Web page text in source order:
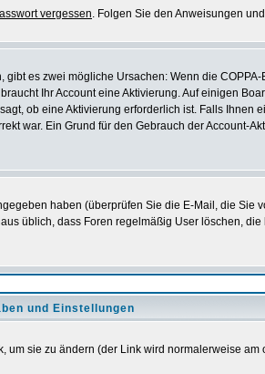
vergessen. Folgen Sie den Anweisungen
es zwei mögliche Ursachen: Wenn die
Ihr Account eine Aktivierung. Auf einigen
ob eine Aktivierung erforderlich ist. Falls Ihnen
war. Ein Grund für den Gebrauch der Account-
haben (überprüfen Sie die E-Mail, die Sie
üblich, dass Foren regelmäßig User löschen,
und Einstellungen
um sie zu ändern (der Link wird normalerweise